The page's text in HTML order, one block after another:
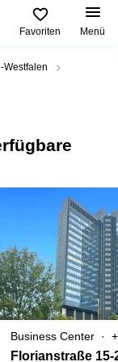
Favoriten Menü
Westfalen
Business Center
Florianstraße 15-